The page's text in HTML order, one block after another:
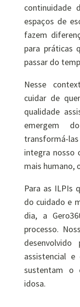
continuidade
espaços de
fazem
para práticas
passar do
Nesse
cuidar de
qualidade
emergem
transformá-
integra nosso
mais humano,
Para as ILPIs
do cuidado e
dia, a
processo.
assistencial
sustentam o
idosa.